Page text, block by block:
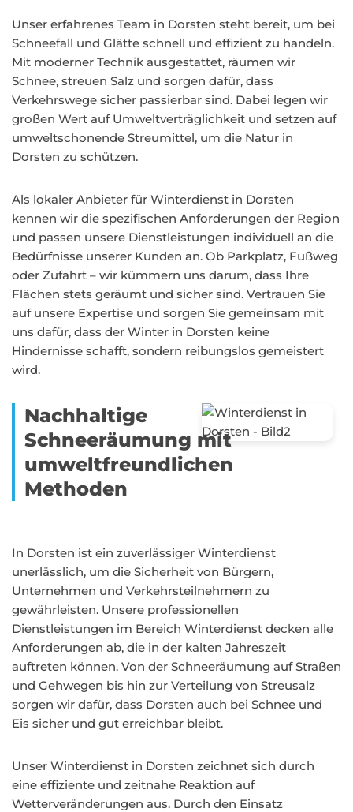
Unser erfahrenes Team in Dorsten steht bereit, um bei
Schneefall und Glätte schnell und effizient zu handeln.
Mit moderner Technik ausgestattet, räumen wir
Schnee, streuen Salz und sorgen dafür, dass
Verkehrswege sicher passierbar sind. Dabei legen wir
großen Wert auf Umweltverträglichkeit und setzen auf
umweltschonende Streumittel, um die Natur in
Dorsten zu schützen.
Als lokaler Anbieter für Winterdienst in Dorsten
kennen wir die spezifischen Anforderungen der Region
und passen unsere Dienstleistungen individuell an die
Bedürfnisse unserer Kunden an. Ob Parkplatz, Fußweg
oder Zufahrt – wir kümmern uns darum, dass Ihre
Flächen stets geräumt und sicher sind. Vertrauen Sie
auf unsere Expertise und sorgen Sie gemeinsam mit
uns dafür, dass der Winter in Dorsten keine
Hindernisse schafft, sondern reibungslos gemeistert
wird.
Nachhaltige
Schneeräumung mit
umweltfreundlichen
Methoden
In Dorsten ist ein zuverlässiger Winterdienst
unerlässlich, um die Sicherheit von Bürgern,
Unternehmen und Verkehrsteilnehmern zu
gewährleisten. Unsere professionellen
Dienstleistungen im Bereich Winterdienst decken alle
Anforderungen ab, die in der kalten Jahreszeit
auftreten können. Von der Schneeräumung auf Straßen
und Gehwegen bis hin zur Verteilung von Streusalz
sorgen wir dafür, dass Dorsten auch bei Schnee und
Eis sicher und gut erreichbar bleibt.
Unser Winterdienst in Dorsten zeichnet sich durch
eine effiziente und zeitnahe Reaktion auf
Wetterveränderungen aus. Durch den Einsatz